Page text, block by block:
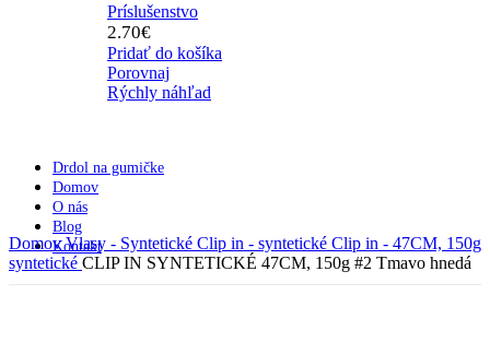
Príslušenstvo
2.70€
Pridať do košíka
Porovnaj
Rýchly náhľad
Drdol na gumičke
Domov
O nás
Blog
Kontakt
DomovVlasy - Syntetické Clip in - syntetické Clip in - 47CM, 150g
syntetické CLIP IN SYNTETICKÉ 47CM, 150g #2 Tmavo hnedá